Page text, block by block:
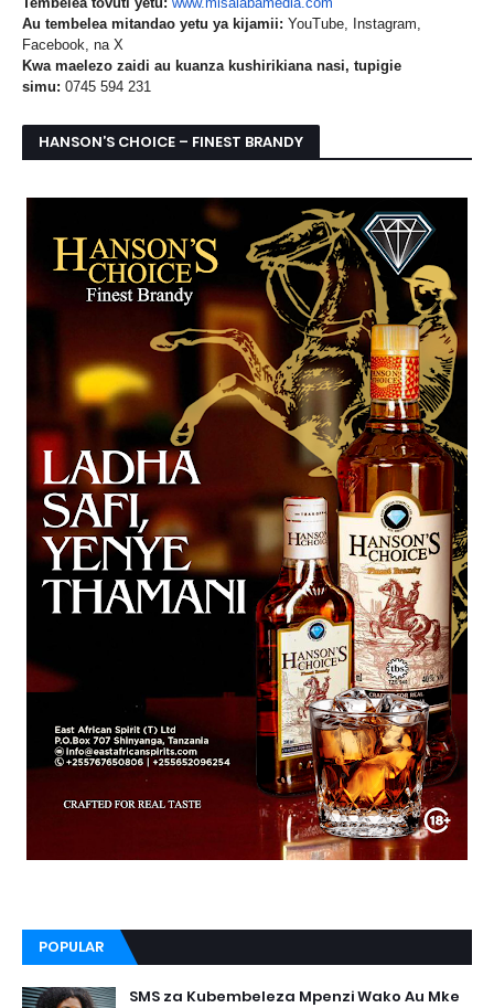
Au tembelea mitandao yetu ya kijamii: YouTube, Instagram,
Facebook, na X
Kwa maelezo zaidi au kuanza kushirikiana nasi, tupigie
simu: 0745 594 231
HANSON’S CHOICE – FINEST BRANDY
POPULAR
SMS za Kubembeleza Mpenzi Wako Au Mke